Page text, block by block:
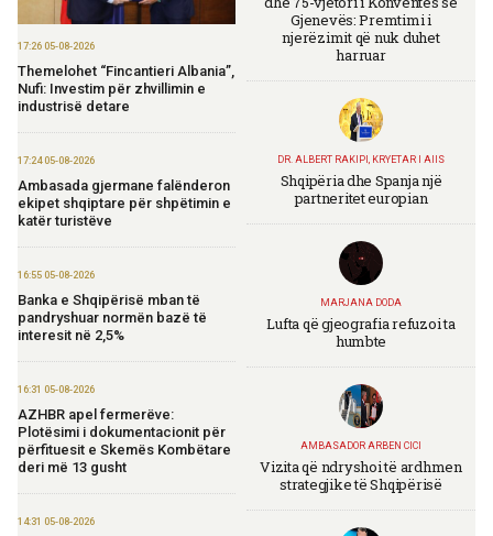
17:26 05-08-2026
Themelohet “Fincantieri Albania”,
Nufi: Investim për zhvillimin e
industrisë detare
17:24 05-08-2026
Ambasada gjermane falënderon
ekipet shqiptare për shpëtimin e
katër turistëve
16:55 05-08-2026
Banka e Shqipërisë mban të
pandryshuar normën bazë të
interesit në 2,5%
16:31 05-08-2026
AZHBR apel fermerëve:
Plotësimi i dokumentacionit për
përfituesit e Skemës Kombëtare
deri më 13 gusht
14:31 05-08-2026
Gjenevës: Premtimi i
njerëzimit që nuk duhet
harruar
DR. ALBERT RAKIPI, KRYETAR I AIIS
Shqipëria dhe Spanja një
partneritet europian
MARJANA DODA
Lufta që gjeografia refuzoi ta
humbte
AMBASADOR ARBEN CICI
Vizita që ndryshoi të ardhmen
strategjike të Shqipërisë